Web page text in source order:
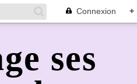
Connexion +
ses